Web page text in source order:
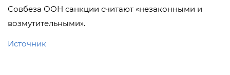
Совбеза ООН санкции считают «незаконными и
возмутительными».
Источник